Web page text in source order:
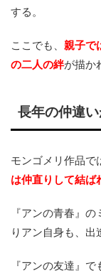
する。
ここでも、 親子で
の二人の絆が描か
長年の仲違
モンゴメリ作品で
は仲直りして結ば
『アンの青春』
りアン自身も、出
『アンの友達』で